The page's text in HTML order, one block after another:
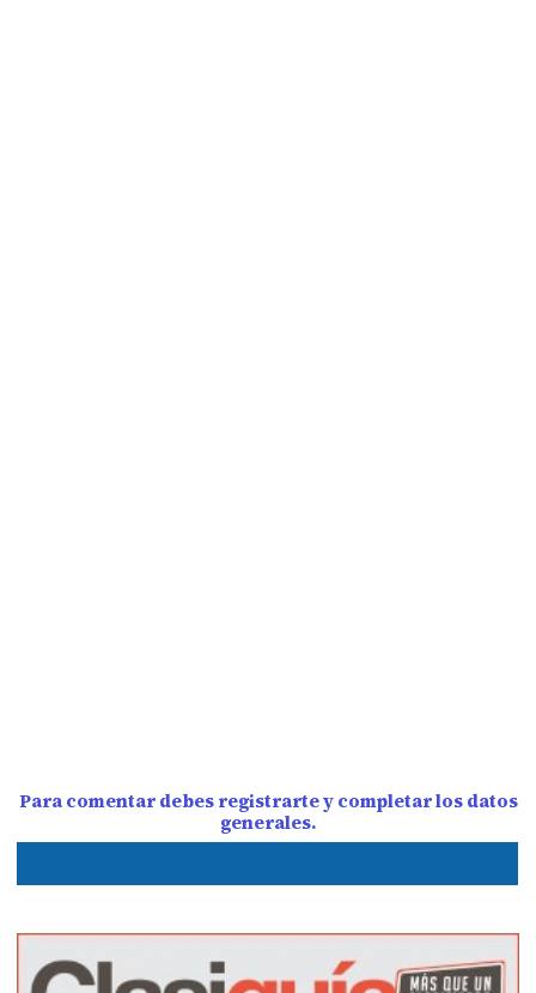
Para comentar debes registrarte y completar los datos
generales.